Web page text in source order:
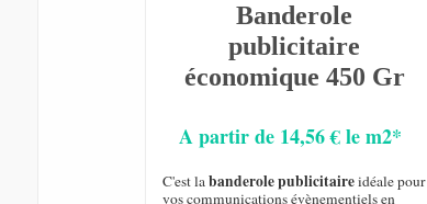
Banderole
publicitaire
économique 450 Gr
A partir de 14,56 € le m2*
C'est labanderole publicitaireidéale pour
vos communications évènementiels en